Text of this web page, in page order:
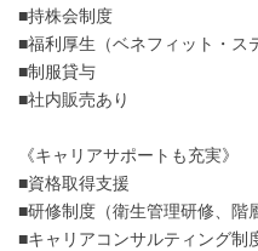
■持株会制度
■福利厚生（ベネフィット・ス
■制服貸与
■社内販売あり
《キャリアサポートも充実》
■資格取得支援
■研修制度（衛生管理研修、階
■キャリアコンサルティング制